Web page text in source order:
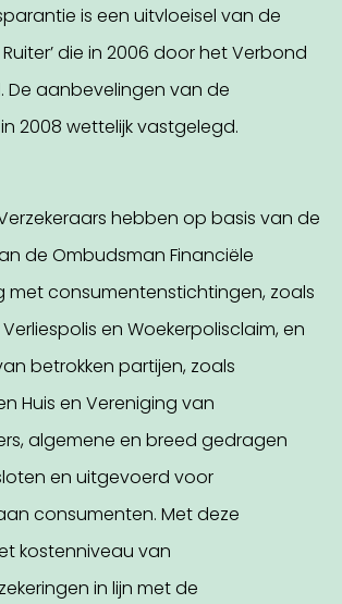
is een uitvloeisel van de
die in 2006 door het Verbond
De aanbevelingen van de
2008 wettelijk vastgelegd.
hebben op basis van de
de Ombudsman Financiële
met consumentenstichtingen, zoals
en Woekerpolisclaim, en
betrokken partijen, zoals
Huis en Vereniging van
algemene en breed gedragen
en uitgevoerd voor
consumenten. Met deze
kostenniveau van
in lijn met de